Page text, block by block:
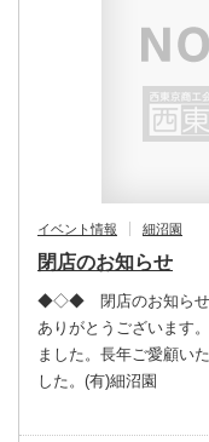
イベント情報 細沼園
閉店のお知らせ
◆◇◆ 閉店のお知らせ
ありがとうございます
ました。長年ご愛顧い
した。(有)細沼園